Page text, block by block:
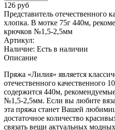
126 руб
Представитель отечественного
хлопка. В мотке 75г 440м,
крючков №1,5-2,5мм
Артикул:
Наличие: Есть в наличии
Описание
Пряжа «Лилия» является
отечественного качественного
содержится 440м,
№1,5-2,5мм. Если вы любите
эта пряжа станет Вашей
достаточное количество
связать вещи актуальных